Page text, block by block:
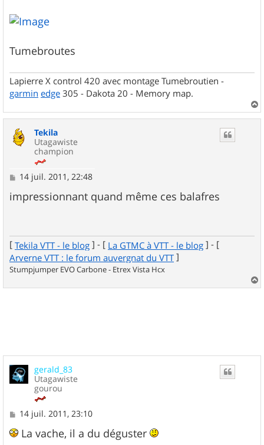
Tumebroutes
Lapierre X control 420 avec montage Tumebroutien -
garmin edge 305 - Dakota 20 - Memory map.
a
Tekila
Utagawiste
champion
M
s
s
14 juil. 2011, 22:48
impressionnant quand même ces balafres
[ Tekila VTT - le blog ] - [ La GTMC à VTT - le blog ] - [
Arverne VTT : le forum auvergnat du VTT ]
Stumpjumper EVO Carbone - Etrex Vista Hcx
a
gerald_83
Utagawiste
gourou
M
s
14 juil. 2011, 23:10
La vache, il a du déguster